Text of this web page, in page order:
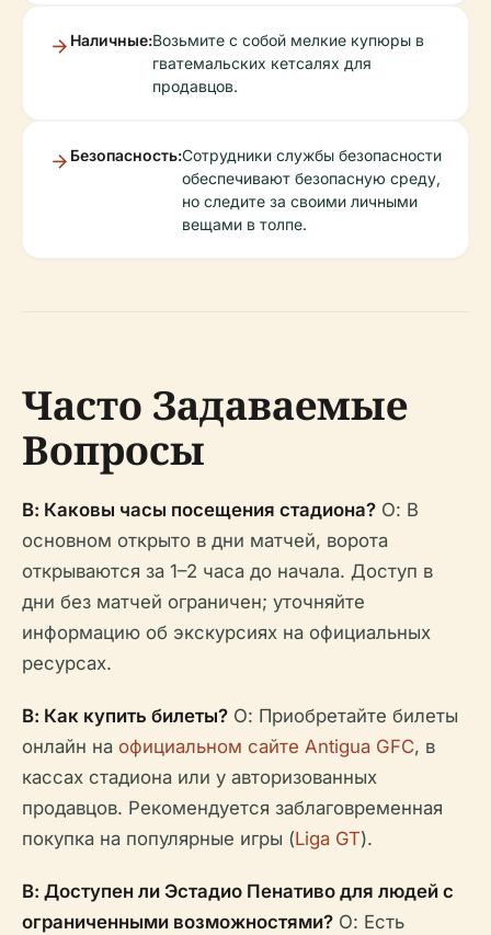
Наличные:Возьмите с собой мелкие купюры в
гватемальских кетсалях для
продавцов.
Безопасность:Сотрудники службы безопасности
обеспечивают безопасную среду,
но следите за своими личными
вещами в толпе.
Часто Задаваемые
Вопросы
В: Каковы часы посещения стадиона? О: В
основном открыто в дни матчей, ворота
открываются за 1–2 часа до начала. Доступ в
дни без матчей ограничен; уточняйте
информацию об экскурсиях на официальных
ресурсах.
В: Как купить билеты? О: Приобретайте билеты
онлайн на официальном сайте Antigua GFC, в
кассах стадиона или у авторизованных
продавцов. Рекомендуется заблаговременная
покупка на популярные игры (Liga GT).
В: Доступен ли Эстадио Пенативо для людей с
ограниченными возможностями? О: Есть